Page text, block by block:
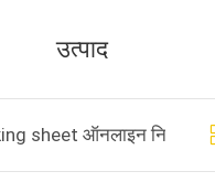
उत्पाद
sheet ऑनलाइन निर्माण